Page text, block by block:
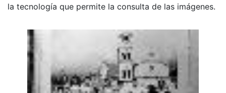
la tecnología que permite la consulta de las imágenes.